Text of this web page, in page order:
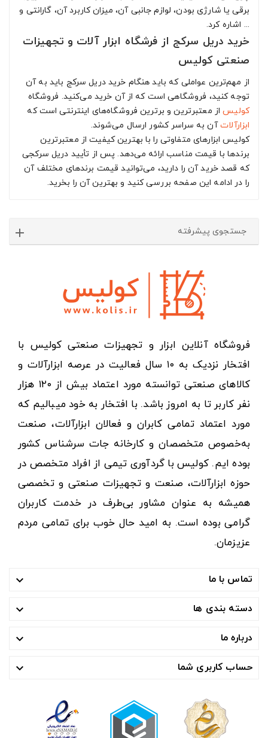
برقی یا شارژی بودن، لوازم جانبی آن، میزان کاربرد آن، گارانتی و
... اشاره کرد.
خرید دریل سرکج از فرشگاه ابزار آلات و تجهیزات
صنعتی کولیس
از مهم‌ترین عواملی که باید هنگام خرید دریل سرکج باید به آن
توجه کنید، فروشگاهی است که از آن خرید می‌کنید. فروشگاه
کولیساز معتبرترین و برترین فروشگاه‌های اینترنتی است که
ابزارآلاتآن به سراسر کشور ارسال می‌شوند.
کولیس ابزارهای متفاوتی را با بهترین کیفیت از معتبرترین
برندها با قیمت مناسب ارائه می‌دهد. پس از تأیید دریل سرکجی
که قصد خرید آن را دارید، می‌توانید قیمت برندهای مختلف آن
را در ادامه این صفحه بررسی کنید و بهترین آن را بخرید.
جستجوی پیشرفته
فروشگاه آنلاین ابزار و تجهیزات صنعتی کولیس با
افتخار نزدیک به ۱۰ سال فعالیت در عرصه ابزارآلات و
کالاهای صنعتی توانسته مورد اعتماد بیش از ۱۲۰ هزار
نفر کاربر تا به امروز باشد. با افتخار به خود میبالیم که
مورد اعتماد تمامی کابران و فعالان ابزارآلات، صنعت
به‌خصوص متخصصان و کارخانه جات سرشناس کشور
بوده ایم. کولیس با گردآوری تیمی از افراد متخصص در
حوزه ابزارآلات، صنعت و تجهیزات صنعتی و تخصصی
همیشه به عنوان مشاور بی‌طرف در خدمت کاربران
گرامی بوده است. به امید حال خوب برای تمامی مردم
عزیزمان.
تماس با ما 
دسته بندی ها 
درباره ما 
حساب کاربری شما 